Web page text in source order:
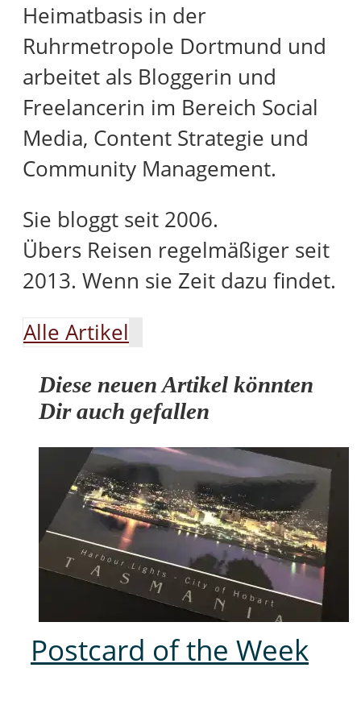
Heimatbasis in der
Ruhrmetropole Dortmund und
arbeitet als Bloggerin und
Freelancerin im Bereich Social
Media, Content Strategie und
Community Management.
Sie bloggt seit 2006.
Übers Reisen regelmäßiger seit
2013. Wenn sie Zeit dazu findet.
Alle Artikel
Diese neuen Artikel könnten
Dir auch gefallen
Postcard of the Week